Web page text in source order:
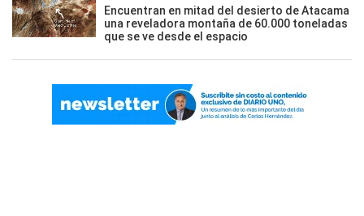
Encuentran en mitad del desierto de Atacama
una reveladora montaña de 60.000 toneladas
que se ve desde el espacio